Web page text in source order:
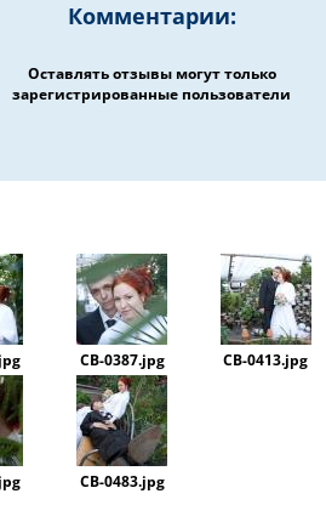
Комментарии:
Оставлять отзывы могут только
зарегистрированные пользователи
СВ-0387.jpg СВ-0413.jpg
СВ-0483.jpg